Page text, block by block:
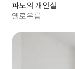
파노의 개인실
옐로우룸